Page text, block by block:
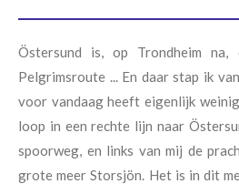
Östersund is, op Trondheim
Pelgrimsroute ... En daar stap ik
voor vandaag heeft eigenlijk
loop in een rechte lijn naar
spoorweg, en links van mij de
grote meer Storsjön. Het is in dit